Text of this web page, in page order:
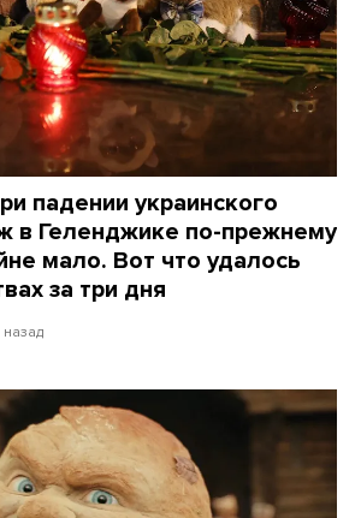
падении украинского
в Геленджике по-прежнему
мало. Вот что удалось
за три дня